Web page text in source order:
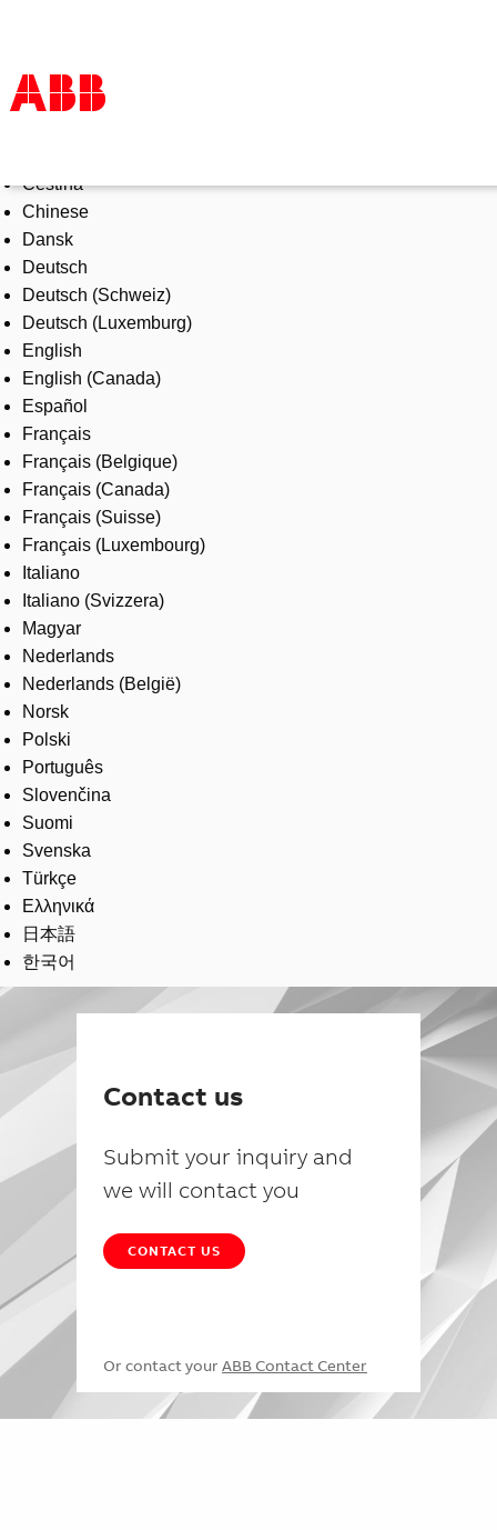
Products & Solutions
Industries
Services
About us
Where to buy
Contact us
Careers
Čeština
Chinese
Dansk
Deutsch
Deutsch (Schweiz)
Deutsch (Luxemburg)
English
English (Canada)
Español
Français
Français (Belgique)
Français (Canada)
Français (Suisse)
Français (Luxembourg)
Italiano
Italiano (Svizzera)
Magyar
Nederlands
Nederlands (België)
Norsk
Polski
Português
Slovenčina
Suomi
Svenska
Türkçe
Ελληνικά
日本語
한국어
Contact us
Submit your inquiry and
we will contact you
CONTACT US
Or contact your ABB Contact Center